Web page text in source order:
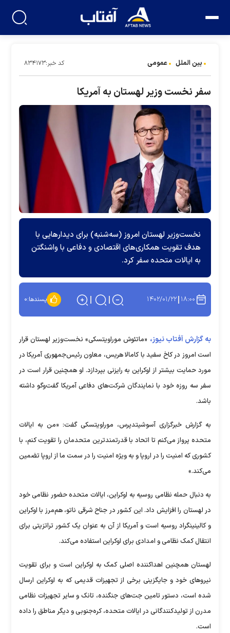
بین الملل عمومی کد خبر:۸۳۴۱۷۳
سفر نخست وزیر لهستان به آمریکا
نخست‌وزیر لهستان امروز (سه‌شنبه) برای دیدار‌هایی با
هدف تقویت همکاری‌های اقتصادی و دفاعی با واشنگتن
به ایالات متحده سفر کرد.
۱۸:۰۰ ۱۴۰۲/۰۱/۲۲ پسندها:۰
به گزارش آفتاب نیوز، «ماتئوش موراویتسکی» نخست‌وزیر لهستان قرار
است امروز در کاخ سفید با کامالا هریس، معاون رئیس‌جمهوری آمریکا در
مورد حمایت بیشتر از اوکراین به رایزنی بپردازد. او همچنین قرار است در
سفر سه روزه خود با نمایندگان شرکت‌های دفاعی آمریکا گفت‌وگو داشته
باشد.
به گزارش خبرگزاری آسوشیتدپرس، موراویتسکی گفت:‌ «من به ایالات
متحده پرواز می‌کنم تا اتحاد با قدرتمندترین متحدمان را تقویت کنم، با
کشوری که امنیت را در اروپا و به ویژه امنیت را در سمت ما از اروپا تضمین
می‌کند.»
به دنبال حمله نظامی روسیه به اوکراین، ایالات متحده حضور نظامی خود
در لهستان را افزایش داد. این کشور در جناح شرقی ناتو، هم‌مرز با اوکراین
و کالینینگراد روسیه است و آمریکا از آن به عنوان یک کشور تراتزیتی برای
انتقال کمک‌ نظامی و امدادی برای اوکراین استفاده می‌کند.
لهستان همچنین اهداکننده اصلی کمک به اوکراین است و برای تقویت
نیروهای خود و جایگزینی برخی از تجهیزات قدیمی که به اوکراین ارسال
شده است، دستور تامین جت‌های جنگنده، تانک و سایر تجهیزات نظامی
مدرن از تولیدکنندگانی در ایالات متحده، کره‌جنوبی و دیگر مناطق را داده
است.